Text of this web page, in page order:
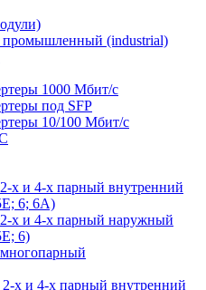
промышленный (industrial)
1000 Мбит/с
под SFP
10/100 Мбит/с
х и 4-х парный внутренний
6; 6А)
х и 4-х парный наружный
6)
х и 4-х парный внутренний